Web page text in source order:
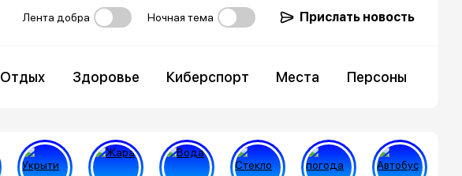
Лента добра Ночная тема Прислать новость
Отдых Здоровье Киберспорт Места Персоны